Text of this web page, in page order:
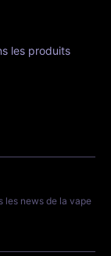
les produits
les news de la vape